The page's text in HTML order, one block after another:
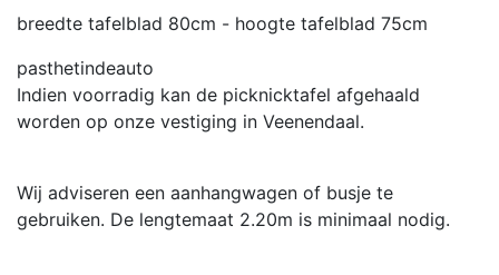
breedte tafelblad 80cm - hoogte tafelblad 75cm
pasthetindeauto
Indien voorradig kan de picknicktafel afgehaald
worden op onze vestiging in Veenendaal.
Wij adviseren een aanhangwagen of busje te
gebruiken. De lengtemaat 2.20m is minimaal nodig.